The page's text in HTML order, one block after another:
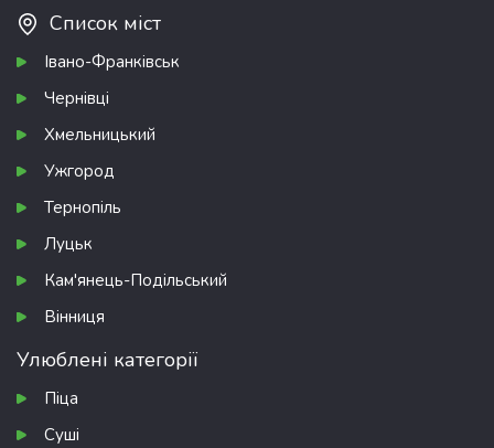
Список міст
Івано-Франківськ
Чернівці
Хмельницький
Ужгород
Тернопіль
Луцьк
Кам'янець-Подільський
Вінниця
Улюблені категорії
Піца
Суші